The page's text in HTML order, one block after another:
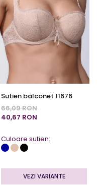
Sutien balconet 11676
66,09 RON
40,67 RON
Culoare sutien:
VEZI VARIANTE